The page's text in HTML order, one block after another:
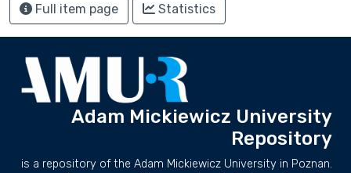
Full item page Statistics
Adam Mickiewicz University
Repository
is a repository of the Adam Mickiewicz University in Poznan.